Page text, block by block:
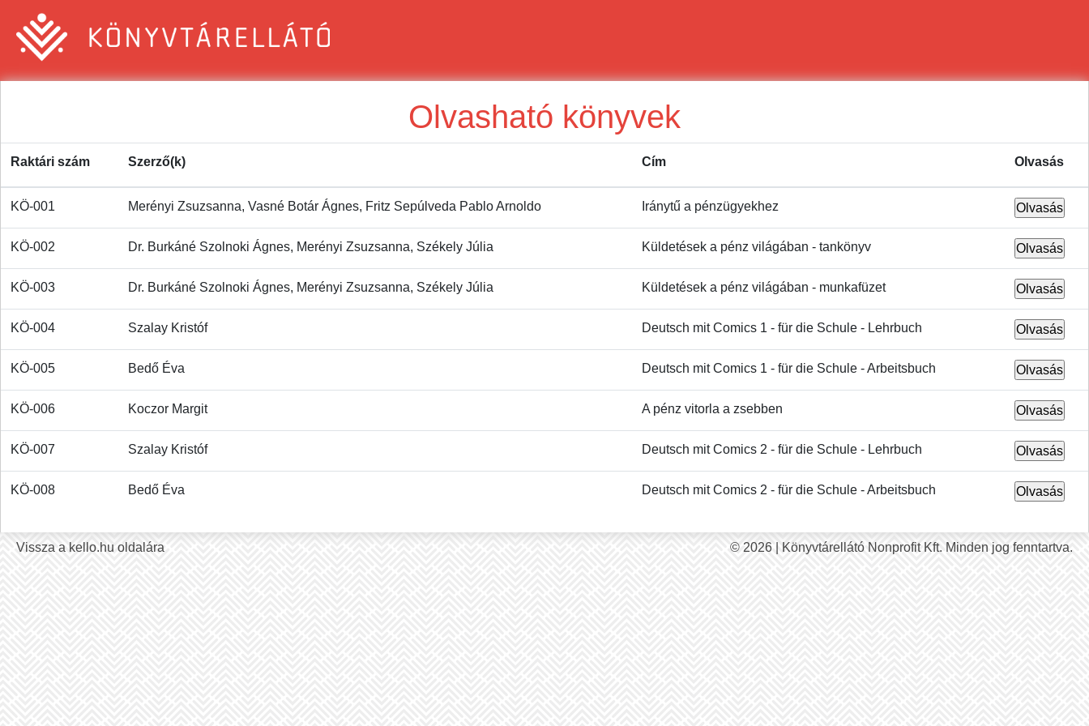
Olvasható könyvek
Raktári szám Szerző(k) Cím Olvasás
KÖ-001 Merényi Zsuzsanna, Vasné Botár Ágnes, Fritz Sepúlveda Pablo Arnoldo Iránytű a pénzügyekhez
KÖ-002 Dr. Burkáné Szolnoki Ágnes, Merényi Zsuzsanna, Székely Júlia Küldetések a pénz világában - tankönyv
KÖ-003 Dr. Burkáné Szolnoki Ágnes, Merényi Zsuzsanna, Székely Júlia Küldetések a pénz világában - munkafüzet
KÖ-004 Szalay Kristóf Deutsch mit Comics 1 - für die Schule - Lehrbuch
KÖ-005 Bedő Éva Deutsch mit Comics 1 - für die Schule - Arbeitsbuch
KÖ-006 Koczor Margit A pénz vitorla a zsebben
KÖ-007 Szalay Kristóf Deutsch mit Comics 2 - für die Schule - Lehrbuch
KÖ-008 Bedő Éva Deutsch mit Comics 2 - für die Schule - Arbeitsbuch
Vissza a kello.hu oldalára © 2026 | Könyvtárellátó Nonprofit Kft. Minden jog fenntartva.